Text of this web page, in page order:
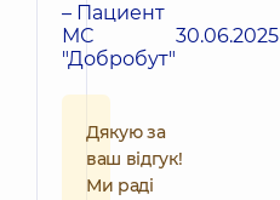
– Пациент
МС
"Добробут"
30.06.2025
Дякую за
ваш відгук!
Ми раді